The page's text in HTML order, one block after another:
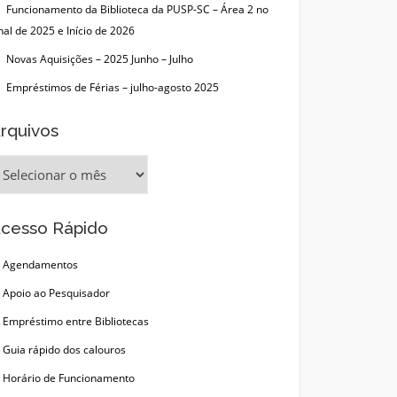
Funcionamento da Biblioteca da PUSP-SC – Área 2 no
de 2025 e Início de 2026
Novas Aquisições – 2025 Junho – Julho
Empréstimos de Férias – julho-agosto 2025
Rápido
Agendamentos
Apoio ao Pesquisador
Empréstimo entre Bibliotecas
Guia rápido dos calouros
Horário de Funcionamento